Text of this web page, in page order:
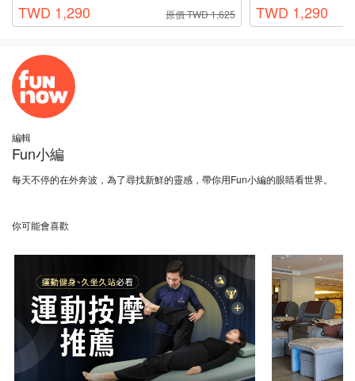
原價 TWD 1,625
TWD 1,290
TWD 1,290
編輯
Fun小編
每天不停的在外奔波，為了尋找新鮮的靈感，帶你用Fun小編的眼睛看世界。
你可能會喜歡